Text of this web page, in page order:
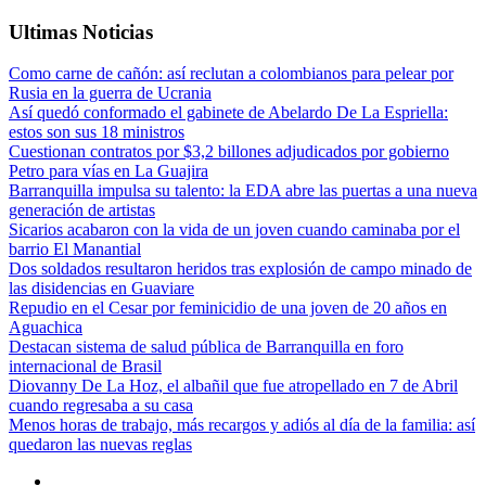
Ultimas Noticias
Como carne de cañón: así reclutan a colombianos para pelear por
Rusia en la guerra de Ucrania
Así quedó conformado el gabinete de Abelardo De La Espriella:
estos son sus 18 ministros
Cuestionan contratos por $3,2 billones adjudicados por gobierno
Petro para vías en La Guajira
Barranquilla impulsa su talento: la EDA abre las puertas a una nueva
generación de artistas
Sicarios acabaron con la vida de un joven cuando caminaba por el
barrio El Manantial
Dos soldados resultaron heridos tras explosión de campo minado de
las disidencias en Guaviare
Repudio en el Cesar por feminicidio de una joven de 20 años en
Aguachica
Destacan sistema de salud pública de Barranquilla en foro
internacional de Brasil
Diovanny De La Hoz, el albañil que fue atropellado en 7 de Abril
cuando regresaba a su casa
Menos horas de trabajo, más recargos y adiós al día de la familia: así
quedaron las nuevas reglas